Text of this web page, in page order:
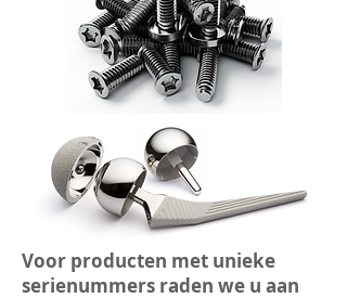
Voor producten met unieke
serienummers raden we u aan